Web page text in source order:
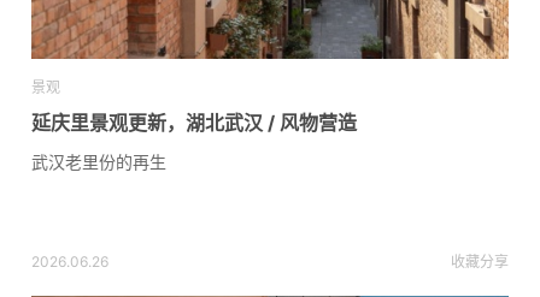
景观
延庆里景观更新，湖北武汉 / 风物营造
武汉老里份的再生
2026.06.26 收藏分享